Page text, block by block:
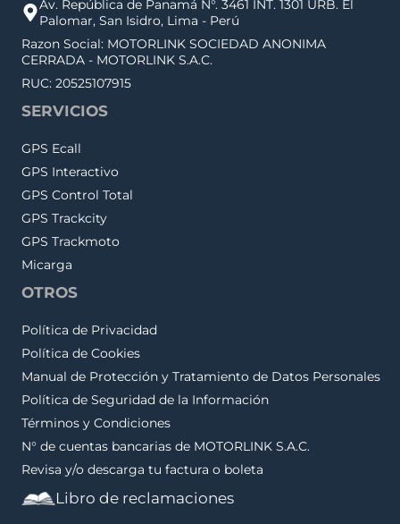
Av. República de Panamá N°. 3461 INT. 1301 URB. El
Palomar, San Isidro, Lima - Perú
Razon Social: MOTORLINK SOCIEDAD ANONIMA
CERRADA - MOTORLINK S.A.C.
RUC: 20525107915
SERVICIOS
GPS Ecall
GPS Interactivo
GPS Control Total
GPS Trackcity
GPS Trackmoto
Micarga
OTROS
Política de Privacidad
Política de Cookies
Manual de Protección y Tratamiento de Datos Personales
Política de Seguridad de la Información
Términos y Condiciones
N° de cuentas bancarias de MOTORLINK S.A.C.
Revisa y/o descarga tu factura o boleta
Libro de reclamaciones